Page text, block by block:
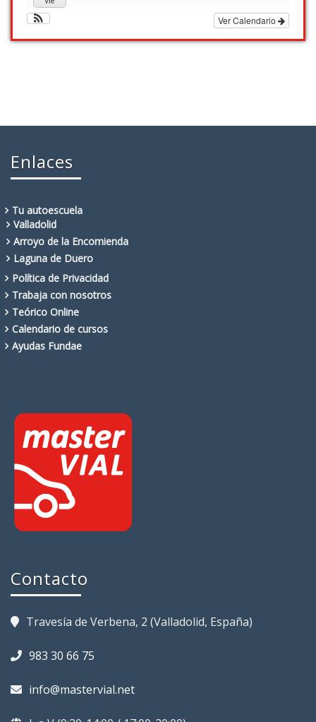
Ver Calendario
Enlaces
Tu autoescuela
Valladolid
Arroyo de la Encomienda
Laguna de Duero
Política de Privacidad
Trabaja con nosotros
Teórico Online
Calendario de cursos
Ayudas Fundae
Contacto
Travesía de Verbena, 2 (Valladolid, España)
983 30 66 75
info@mastervial.net